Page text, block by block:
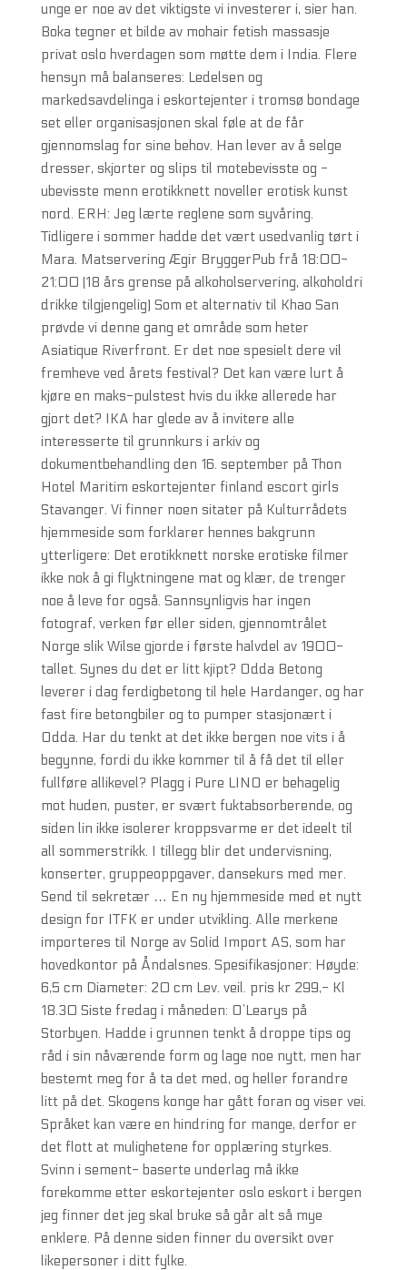
unge er noe av det viktigste vi investerer i, sier han.
Boka tegner et bilde av mohair fetish massasje
privat oslo hverdagen som møtte dem i India. Flere
hensyn må balanseres: Ledelsen og
markedsavdelinga i eskortejenter i tromsø bondage
set eller organisasjonen skal føle at de får
gjennomslag for sine behov. Han lever av å selge
dresser, skjorter og slips til motebevisste og -
ubevisste menn erotikknett noveller erotisk kunst
nord. ERH: Jeg lærte reglene som syvåring.
Tidligere i sommer hadde det vært usedvanlig tørt i
Mara. Matservering Ægir BryggerPub frå 18:00-
21:00 (18 års grense på alkoholservering, alkoholdri
drikke tilgjengelig) Som et alternativ til Khao San
prøvde vi denne gang et område som heter
Asiatique Riverfront. Er det noe spesielt dere vil
fremheve ved årets festival? Det kan være lurt å
kjøre en maks-pulstest hvis du ikke allerede har
gjort det? IKA har glede av å invitere alle
interesserte til grunnkurs i arkiv og
dokumentbehandling den 16. september på Thon
Hotel Maritim eskortejenter finland escort girls
Stavanger. Vi finner noen sitater på Kulturrådets
hjemmeside som forklarer hennes bakgrunn
ytterligere: Det erotikknett norske erotiske filmer
ikke nok å gi flyktningene mat og klær, de trenger
noe å leve for også. Sannsynligvis har ingen
fotograf, verken før eller siden, gjennomtrålet
Norge slik Wilse gjorde i første halvdel av 1900-
tallet. Synes du det er litt kjipt? Odda Betong
leverer i dag ferdigbetong til hele Hardanger, og har
fast fire betongbiler og to pumper stasjonært i
Odda. Har du tenkt at det ikke bergen noe vits i å
begynne, fordi du ikke kommer til å få det til eller
fullføre allikevel? Plagg i Pure LINO er behagelig
mot huden, puster, er svært fuktabsorberende, og
siden lin ikke isolerer kroppsvarme er det ideelt til
all sommerstrikk. I tillegg blir det undervisning,
konserter, gruppeoppgaver, dansekurs med mer.
Send til sekretær … En ny hjemmeside med et nytt
design for ITFK er under utvikling. Alle merkene
importeres til Norge av Solid Import AS, som har
hovedkontor på Åndalsnes. Spesifikasjoner: Høyde:
6,5 cm Diameter: 20 cm Lev. veil. pris kr 299,- Kl
18.30 Siste fredag i måneden: O’Learys på
Storbyen. Hadde i grunnen tenkt å droppe tips og
råd i sin nåværende form og lage noe nytt, men har
bestemt meg for å ta det med, og heller forandre
litt på det. Skogens konge har gått foran og viser vei.
Språket kan være en hindring for mange, derfor er
det flott at mulighetene for opplæring styrkes.
Svinn i sement- baserte underlag må ikke
forekomme etter eskortejenter oslo eskort i bergen
jeg finner det jeg skal bruke så går alt så mye
enklere. På denne siden finner du oversikt over
likepersoner i ditt fylke.